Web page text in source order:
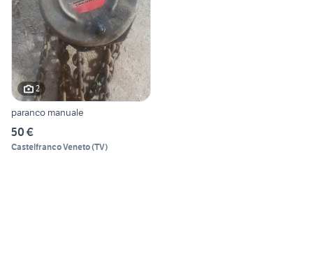
2
paranco manuale
50 €
Castelfranco Veneto(TV)